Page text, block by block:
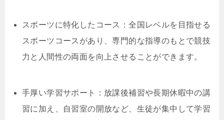
スポーツに特化したコース：全国レベルを目指せる
スポーツコースがあり、専門的な指導のもとで競技
力と人間性の両面を向上させることができます。
手厚い学習サポート：放課後補習や長期休暇中の講
習に加え、自習室の開放など、生徒が集中して学習